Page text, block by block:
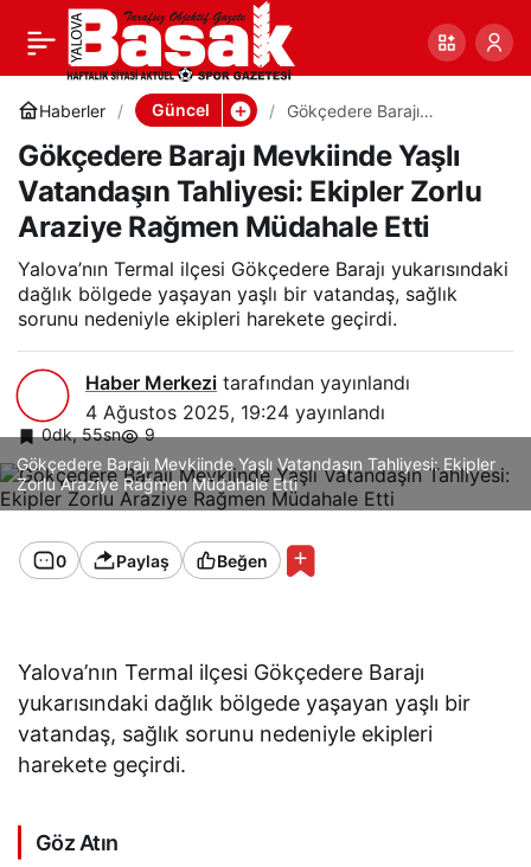
Haberler Güncel
Gökçedere Barajı
Tahliyesi: Ekipler Zorlu
Araziye Rağmen Müdahale
Etti
Gökçedere Barajı Mevkiinde Yaşlı
Vatandaşın Tahliyesi: Ekipler Zorlu
Araziye Rağmen Müdahale Etti
Yalova’nın Termal ilçesi Gökçedere Barajı yukarısındaki
dağlık bölgede yaşayan yaşlı bir vatandaş, sağlık
sorunu nedeniyle ekipleri harekete geçirdi.
Haber Merkezi tarafından yayınlandı
4 Ağustos 2025, 19:24 yayınlandı
0dk, 55sn
9
Gökçedere Barajı Mevkiinde Yaşlı Vatandaşın Tahliyesi: Ekipler
Zorlu Araziye Rağmen Müdahale Etti
0 Paylaş Beğen
Yalova’nın Termal ilçesi Gökçedere Barajı
yukarısındaki dağlık bölgede yaşayan yaşlı bir
vatandaş, sağlık sorunu nedeniyle ekipleri
harekete geçirdi.
Göz Atın
Gökçedere Barajı
Mevkiinde Yaşlı
Vatandaşın Tahliyesi:
Ekipler Zorlu Araziye
Rağmen Müdahale Etti
0 Paylaş